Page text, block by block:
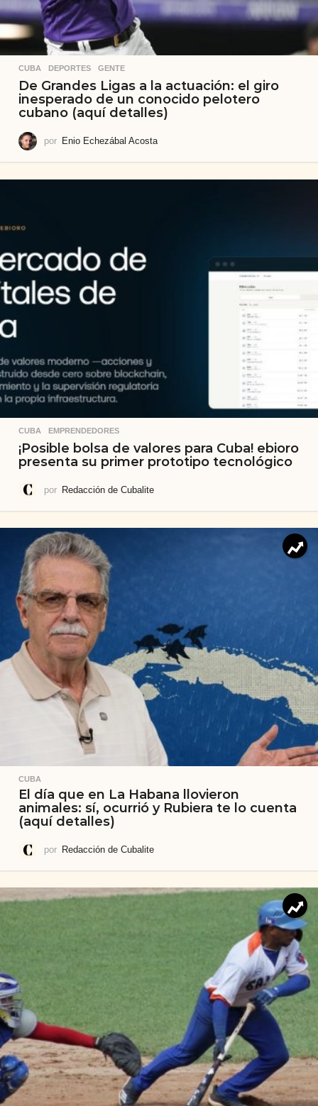
CUBA ,DEPORTES ,GENTE
De Grandes Ligas a la actuación: el giro
inesperado de un conocido pelotero
cubano (aquí detalles)
por Enio Echezábal Acosta
CUBA ,EMPRENDEDORES
¡Posible bolsa de valores para Cuba! ebioro
presenta su primer prototipo tecnológico
por Redacción de Cubalite
CUBA
El día que en La Habana llovieron
animales: sí, ocurrió y Rubiera te lo cuenta
(aquí detalles)
por Redacción de Cubalite